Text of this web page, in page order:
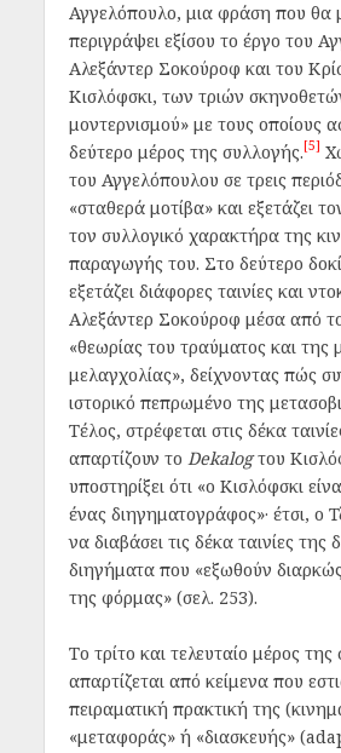
Αγγελόπουλο, μια φράση που θα
περιγράψει εξίσου το έργο του
Αλεξάντερ Σοκούροφ και του
Κισλόφσκι, των τριών
μοντερνισμού» με τους οποίους
δεύτερο μέρος της συλλογής.[5]
του Αγγελόπουλου σε τρεις
«σταθερά μοτίβα» και εξετάζει
τον συλλογικό χαρακτήρα της
παραγωγής του. Στο δεύτερο
εξετάζει διάφορες ταινίες και
Αλεξάντερ Σοκούροφ μέσα από
«θεωρίας του τραύματος και της
μελαγχολίας», δείχνοντας πώς
ιστορικό πεπρωμένο της
Τέλος, στρέφεται στις δέκα
απαρτίζουν το Dekalogτου
υποστηρίξει ότι «ο Κισλόφσκι
ένας διηγηματογράφος»· έτσι, ο
να διαβάσει τις δέκα ταινίες της
διηγήματα που «εξωθούν
της φόρμας» (σελ. 253).
Το τρίτο και τελευταίο μέρος
απαρτίζεται από κείμενα που
πειραματική πρακτική της
«μεταφοράς» ή «διασκευής» (